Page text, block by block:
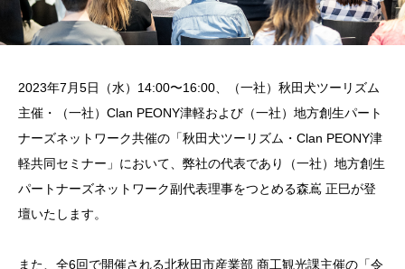
2023年7月5日（水）14:00〜16:00、（一社）秋田犬ツーリズム
主催・（一社）Clan PEONY津軽および（一社）地方創生パート
ナーズネットワーク共催の「秋田犬ツーリズム・Clan PEONY津
軽共同セミナー」において、弊社の代表であり（一社）地方創生
パートナーズネットワーク副代表理事をつとめる森嶌 正巳が登
壇いたします。
また、全6回で開催される北秋田市産業部 商⼯観光課主催の「令